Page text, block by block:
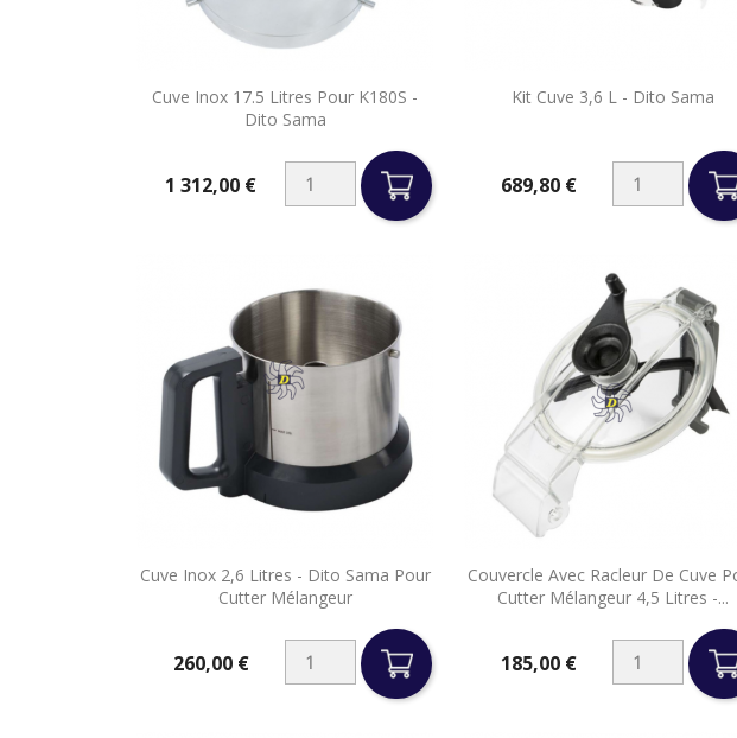
Cuve Inox 17.5 Litres Pour K180S -
Dito Sama
Prix1 312,00 €
Aperçu rapide Kit Cuve 3,6 L - Dito Sama
689,80 €
Aperçu rapide
Cuve Inox 2,6 Litres - Dito Sama Pour
Cutter Mélangeur
260,00 €
Aperçu rapide
Couvercle Avec Racleur De Cuve
Cutter Mélangeur 4,5 Litres -...
185,00 €
Aperçu rapide